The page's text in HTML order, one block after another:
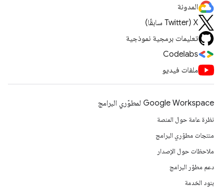
المدونة
‫X ‏(Twitter سابقًا)
تعليمات برمجية نموذجية
Codelabs
ملفات فيديو
Google Workspace لمطوّري البرامج
نظرة عامة حول المنصة
منتجات مطوّري البرامج
ملاحظات حول الإصدار
دعم مطوّر البرامج
بنود الخدمة